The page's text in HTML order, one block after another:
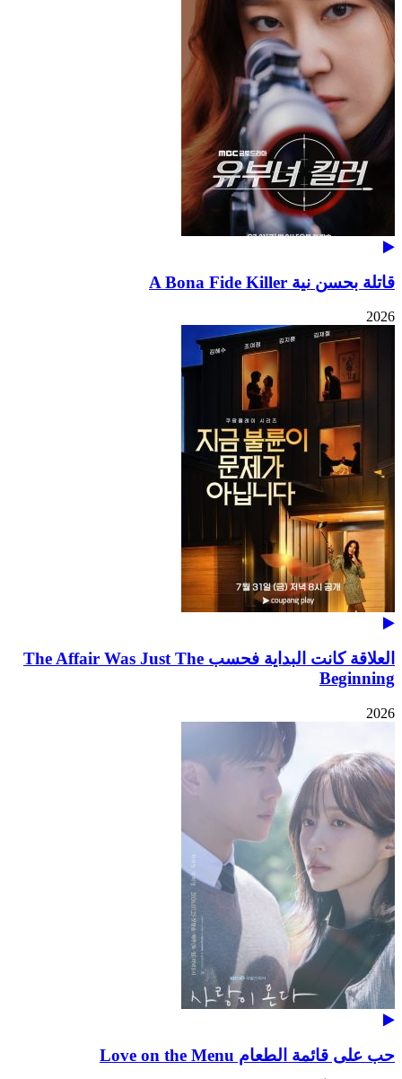
قاتلة بحسن نية A Bona Fide Killer
2026
العلاقة كانت البداية فحسب The Affair Was Just The
Beginning
2026
حب على قائمة الطعام Love on the Menu